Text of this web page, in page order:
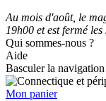
Au mois d'août, le
19h00 et est fermé
Qui sommes-nous ?
Aide
Basculer la navigation
Mon panier